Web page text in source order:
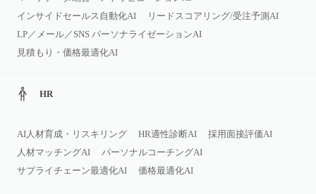
インサイドセールス自動化AI
リードスコアリング/受注予測AI
LP／メール／SNS パーソナライゼーションAI
見積もり・価格最適化AI
HR
AI人材育成・リスキリング HR適性診断AI
採用面接評価AI
人材マッチングAI
パーソナルコーチングAI
サプライチェーン最適化AI
価格最適化AI